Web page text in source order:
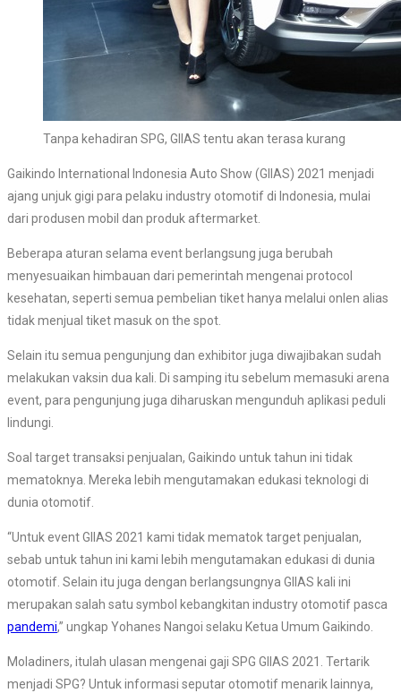
Tanpa kehadiran SPG, GIIAS tentu akan terasa kurang
Gaikindo International Indonesia Auto Show (GIIAS) 2021 menjadi
ajang unjuk gigi para pelaku industry otomotif di Indonesia, mulai
dari produsen mobil dan produk aftermarket.
Beberapa aturan selama event berlangsung juga berubah
menyesuaikan himbauan dari pemerintah mengenai protocol
kesehatan, seperti semua pembelian tiket hanya melalui onlen alias
tidak menjual tiket masuk on the spot.
Selain itu semua pengunjung dan exhibitor juga diwajibakan sudah
melakukan vaksin dua kali. Di samping itu sebelum memasuki arena
event, para pengunjung juga diharuskan mengunduh aplikasi peduli
lindungi.
Soal target transaksi penjualan, Gaikindo untuk tahun ini tidak
mematoknya. Mereka lebih mengutamakan edukasi teknologi di
dunia otomotif.
“Untuk event GIIAS 2021 kami tidak mematok target penjualan,
sebab untuk tahun ini kami lebih mengutamakan edukasi di dunia
otomotif. Selain itu juga dengan berlangsungnya GIIAS kali ini
merupakan salah satu symbol kebangkitan industry otomotif pasca
pandemi,” ungkap Yohanes Nangoi selaku Ketua Umum Gaikindo.
Moladiners, itulah ulasan mengenai gaji SPG GIIAS 2021. Tertarik
menjadi SPG? Untuk informasi seputar otomotif menarik lainnya,